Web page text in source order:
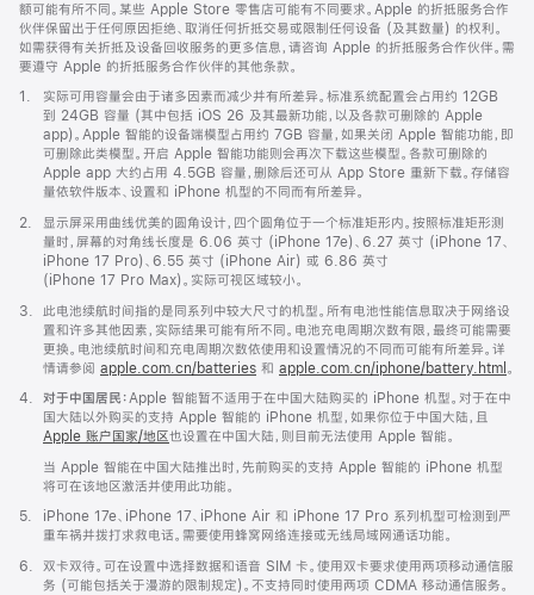
额可能有所不同。某些 Apple Store 零售店可能有不同要求。Apple 的折抵服务合作
伙伴保留出于任何原因拒绝、取消任何折抵交易或限制任何设备 (及其数量) 的权利。
如需获得有关折抵及设备回收服务的更多信息，请咨询 Apple 的折抵服务合作伙伴。需
要遵守 Apple 的折抵服务合作伙伴的其他条款。
脚
1.
实际可用容量会由于诸多因素而减少并有所差异。标准系统配置会占用约 12GB
到 24GB 容量 (其中包括 iOS 26 及其最新功能，以及各款可删除的 Apple
app)。Apple 智能的设备端模型占用约 7GB 容量，如果关闭 Apple 智能功能，即
可删除此类模型。开启 Apple 智能功能则会再次下载这些模型。各款可删除的
Apple app 大约占用 4.5GB 容量，删除后还可从 App Store 重新下载。存储容
量依软件版本、设置和 iPhone 机型的不同而有所差异。
脚
2.
显示屏采用曲线优美的圆角设计，四个圆角位于一个标准矩形内。按照标准矩形测
量时，屏幕的对角线长度是 6.06 英寸 (iPhone 17e)、6.27 英寸 (iPhone 17、
iPhone 17 Pro)、6.55 英寸 (iPhone Air) 或 6.86 英寸
(iPhone 17 Pro Max)。实际可视区域较小。
脚
3.
此电池续航时间指的是同系列中较大尺寸的机型。所有电池性能信息取决于网络设
置和许多其他因素，实际结果可能有所不同。电池充电周期次数有限，最终可能需要
更换。电池续航时间和充电周期次数依使用和设置情况的不同而可能有所差异。详
情请参阅 apple.com.cn/batteries 和 apple.com.cn/iphone/battery.html 。
脚
4. 对于中国居民： Apple 智能暂不适用于在中国大陆购买的 iPhone 机型。对于在中
国大陆以外购买的支持 Apple 智能的 iPhone 机型，如果你位于中国大陆，且
Apple 账户国家/地区也设置在中国大陆，则目前无法使用 Apple 智能。
当 Apple 智能在中国大陆推出时，先前购买的支持 Apple 智能的 iPhone 机型
将可在该地区激活并使用此功能。
脚
5.
iPhone 17e、iPhone 17、iPhone Air 和 iPhone 17 Pro 系列机型可检测到严
重车祸并拨打求救电话。需要使用蜂窝网络连接或无线局域网通话功能。
脚
6.
双卡双待。可在设置中选择数据和语音 SIM 卡。使用双卡要求使用两项移动通信服
务 (可能包括关于漫游的限制规定)。不支持同时使用两项 CDMA 移动通信服务。